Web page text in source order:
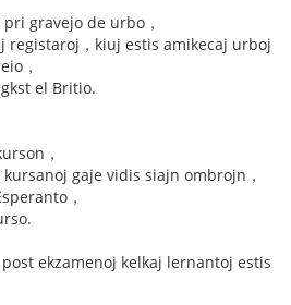
gravejo de urbo，
registaroj，kiuj estis amikecaj urboj
，
el Britio.
，
gaje vidis siajn ombrojn，
，
ekzamenoj kelkaj lernantoj estis